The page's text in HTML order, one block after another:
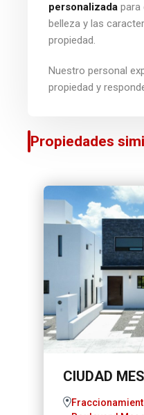
personalizada para
belleza y las
propiedad.
Nuestro personal
propiedad y
Propiedades
CIUDAD